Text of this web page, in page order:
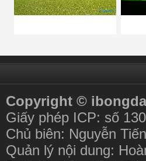
Copyright ©
Giấy phép ICP: số
Chủ biên: Nguyễn
Quản lý nội dung: